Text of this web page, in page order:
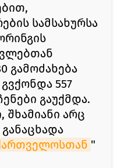
სამსახურსა
გამოძახება
557
გაუქმდა.
შხამიანი არც
"